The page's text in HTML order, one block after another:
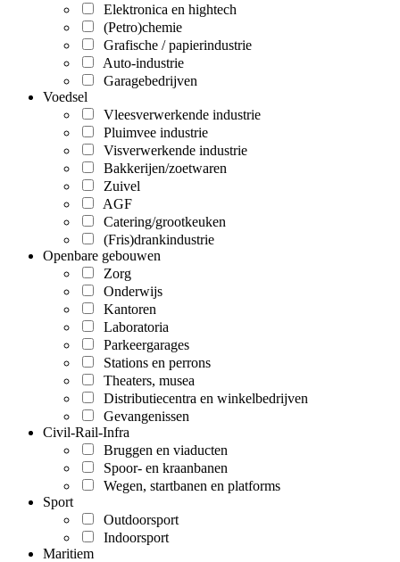
Elektronica en hightech
(Petro)chemie
Grafische / papierindustrie
Auto-industrie
Garagebedrijven
Voedsel
Vleesverwerkende industrie
Pluimvee industrie
Visverwerkende industrie
Bakkerijen/zoetwaren
Zuivel
AGF
Catering/grootkeuken
(Fris)drankindustrie
Openbare gebouwen
Zorg
Onderwijs
Kantoren
Laboratoria
Parkeergarages
Stations en perrons
Theaters, musea
Distributiecentra en winkelbedrijven
Gevangenissen
Civil-Rail-Infra
Bruggen en viaducten
Spoor- en kraanbanen
Wegen, startbanen en platforms
Sport
Outdoorsport
Indoorsport
Maritiem